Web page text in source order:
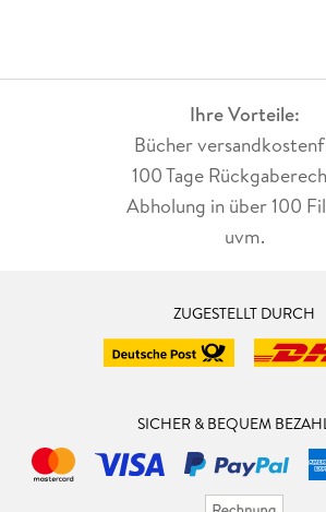
Ihre Vorteile:
Bücher
100 Tage
Abholung in über 100
uvm.
ZUGESTELLT DURCH
SICHER & BEQUEM